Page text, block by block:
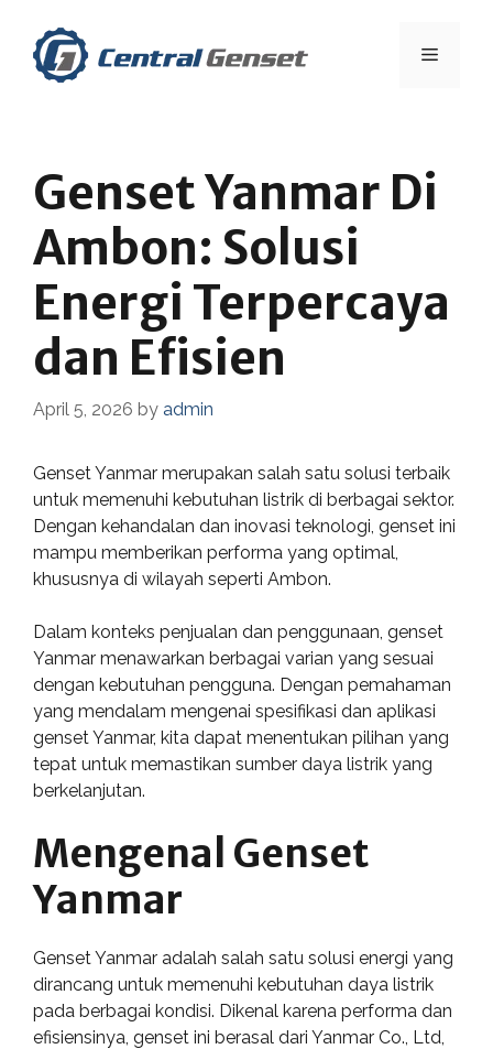
content
Menu
Genset Yanmar Di
Ambon: Solusi
Energi Terpercaya
dan Efisien
April 5, 2026 by admin
Genset Yanmar merupakan salah satu solusi terbaik
untuk memenuhi kebutuhan listrik di berbagai sektor.
Dengan kehandalan dan inovasi teknologi, genset ini
mampu memberikan performa yang optimal,
khususnya di wilayah seperti Ambon.
Dalam konteks penjualan dan penggunaan, genset
Yanmar menawarkan berbagai varian yang sesuai
dengan kebutuhan pengguna. Dengan pemahaman
yang mendalam mengenai spesifikasi dan aplikasi
genset Yanmar, kita dapat menentukan pilihan yang
tepat untuk memastikan sumber daya listrik yang
berkelanjutan.
Mengenal Genset
Yanmar
Genset Yanmar adalah salah satu solusi energi yang
dirancang untuk memenuhi kebutuhan daya listrik
pada berbagai kondisi. Dikenal karena performa dan
efisiensinya, genset ini berasal dari Yanmar Co., Ltd,